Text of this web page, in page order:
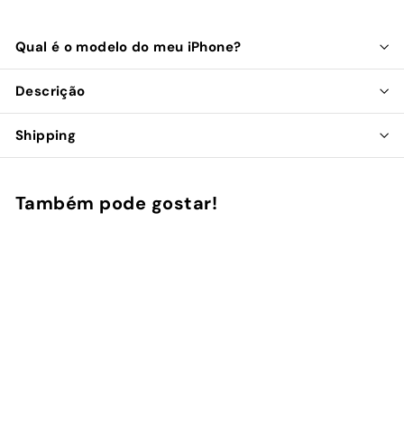
Qual é o modelo do meu iPhone?
Descrição
Shipping
Também pode gostar!